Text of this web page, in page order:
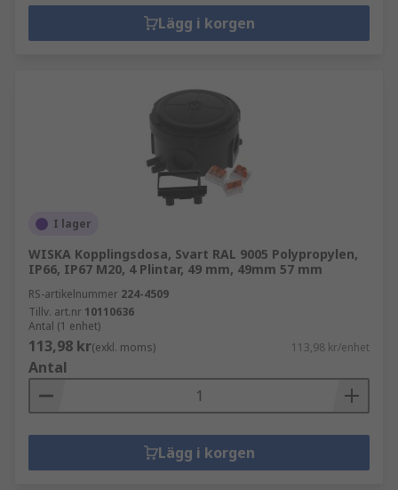
Lägg i korgen
I lager
WISKA Kopplingsdosa, Svart RAL 9005 Polypropylen,
IP66, IP67 M20, 4 Plintar, 49 mm, 49mm 57 mm
RS-artikelnummer 224-4509
Tillv. art.nr 10110636
Antal (1 enhet)
113,98 kr(exkl. moms) 113,98 kr/enhet
Antal
Lägg i korgen